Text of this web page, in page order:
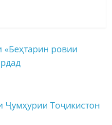
ровии
Тоҷикистон